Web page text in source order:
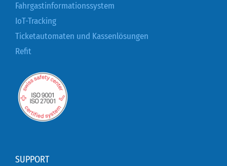
Fahrgastinformationssystem
IoT-Tracking
Ticketautomaten und Kassenlösungen
Refit
SUPPORT